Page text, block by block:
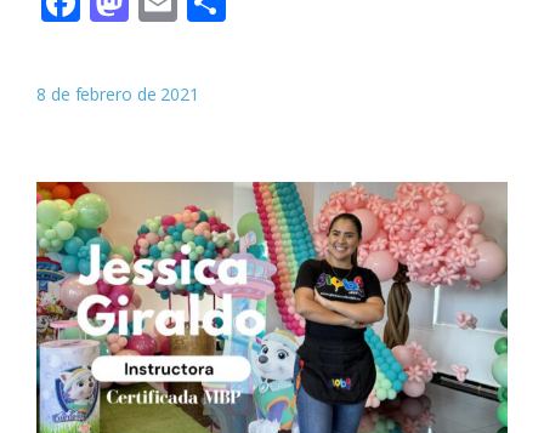
8 de febrero de 2021